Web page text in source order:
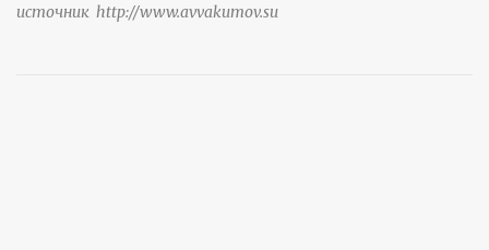
источник http://www.avvakumov.su